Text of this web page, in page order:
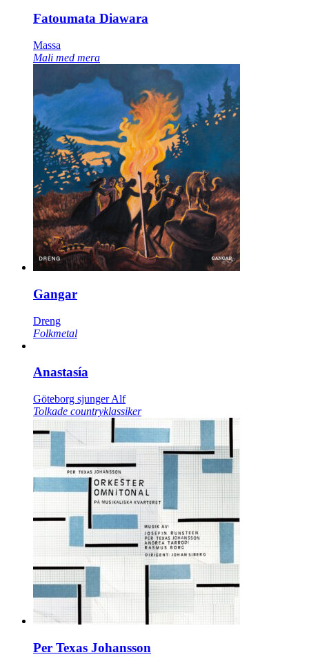
Fatoumata Diawara
Massa
Mali med mera
Gangar
Dreng
Folkmetal
Anastasía
Göteborg sjunger Alf
Tolkade countryklassiker
Per Texas Johansson